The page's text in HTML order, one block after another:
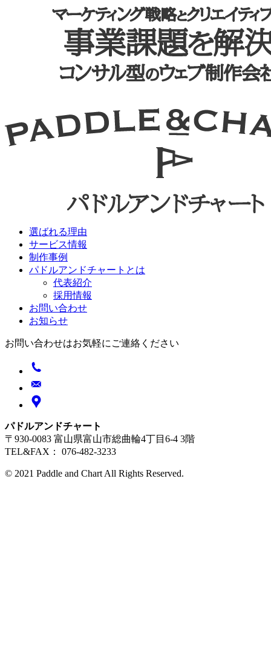
選ばれる理由
サービス情報
制作事例
パドルアンドチャートとは
代表紹介
採用情報
お問い合わせ
お知らせ
お問い合わせはお気軽にご連絡ください
パドルアンドチャート
〒930-0083 富山県富山市総曲輪4丁目6-4 3階
TEL&FAX： 076-482-3233
© 2021 Paddle and Chart All Rights Reserved.